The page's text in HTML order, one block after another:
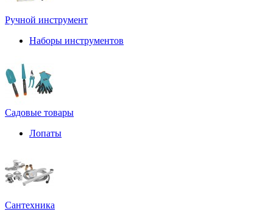
Ручной инструмент
Наборы инструментов
Садовые товары
Лопаты
Сантехника